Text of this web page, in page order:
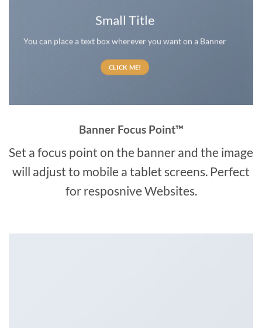
Small Title
You can place a text box wherever you want on a Banner
CLICK ME!
Banner Focus Point™
Set a focus point on the banner and the image
will adjust to mobile a tablet screens. Perfect
for resposnive Websites.